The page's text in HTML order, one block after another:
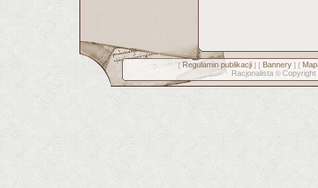
[ Regulamin publikacji] [ Bannery] [
Racjonalista © Copyright